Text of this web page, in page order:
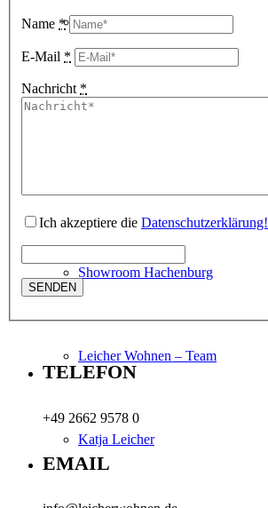
3D Visualisierungen
Geschenkgutscheine
Showroom Hachenburg
Leicher Wohnen – Team
Katja Leicher
Name *
E-Mail *
Nachricht *
Ich akzeptiere die Datenschutzerklärung!
TELEFON
+49 2662 9578 0
EMAIL